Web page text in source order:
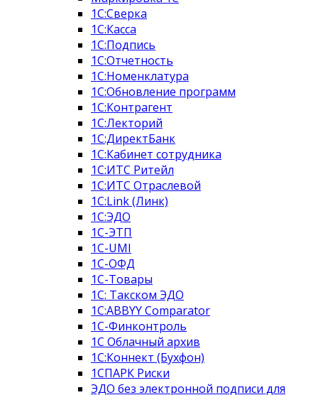
1С:Сверка
1С:Касса
1С:Подпись
1С:Отчетность
1С:Номенклатура
1С:Обновление программ
1С:Контрагент
1С:Лекторий
1С:ДиректБанк
1С:Кабинет сотрудника
1С:ИТС Ритейл
1С:ИТС Отраслевой
1C:Link (Линк)
1С:ЭДО
1С-ЭТП
1C-UMI
1С-ОФД
1С-Товары
1С: Такском ЭДО
1C:ABBYY Comparator
1С-Финконтроль
1С Облачный архив
1С:Коннект (Бухфон)
1СПАРК Риски
ЭДО без электронной подписи для